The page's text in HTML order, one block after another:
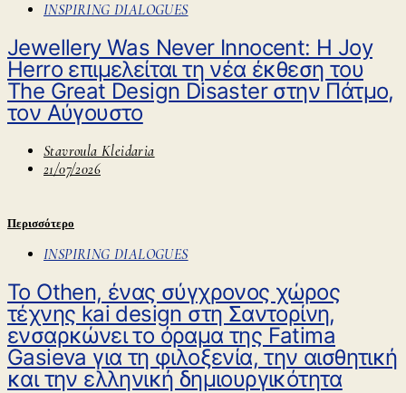
INSPIRING DIALOGUES
Jewellery Was Never Innocent: Η Joy
Herro επιμελείται τη νέα έκθεση του
The Great Design Disaster στην Πάτμο,
τον Αύγουστο
Stavroula Kleidaria
21/07/2026
Περισσότερο
INSPIRING DIALOGUES
Το Othen, ένας σύγχρονος χώρος
τέχνης kai design στη Σαντορίνη,
ενσαρκώνει το όραμα της Fatima
Gasieva για τη φιλοξενία, την αισθητική
και την ελληνική δημιουργικότητα